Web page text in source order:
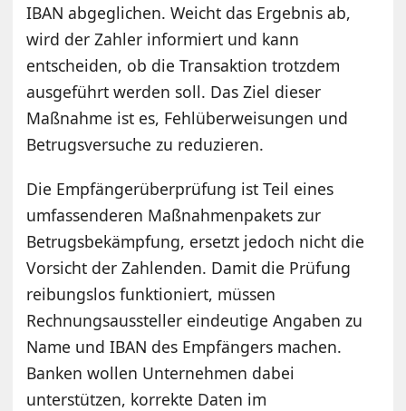
IBAN abgeglichen. Weicht das Ergebnis ab,
wird der Zahler informiert und kann
entscheiden, ob die Transaktion trotzdem
ausgeführt werden soll. Das Ziel dieser
Maßnahme ist es, Fehlüberweisungen und
Betrugsversuche zu reduzieren.
Die Empfängerüberprüfung ist Teil eines
umfassenderen Maßnahmenpakets zur
Betrugsbekämpfung, ersetzt jedoch nicht die
Vorsicht der Zahlenden. Damit die Prüfung
reibungslos funktioniert, müssen
Rechnungsaussteller eindeutige Angaben zu
Name und IBAN des Empfängers machen.
Banken wollen Unternehmen dabei
unterstützen, korrekte Daten im